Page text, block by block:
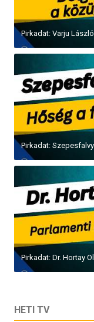
Pirkadat: Varju
Pirkadat:
Pirkadat: Dr. Hortay
HETI TV